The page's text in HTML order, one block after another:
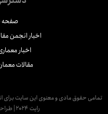
صفحه
اخبار انجمن
اخبار
مقالات
حقوق مادی و معنوی این سایت برای
رایت 2024 | طراحی و توسعه توسط